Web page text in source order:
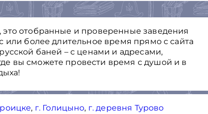
отобранные и проверенные заведения
или более длительное время прямо с сайта
баней – с ценами и адресами,
вы сможете провести время с душой и в
, г. Голицыно, г. деревня Турово